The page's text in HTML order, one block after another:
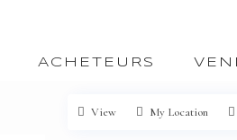
ACHETEURS
View My Location